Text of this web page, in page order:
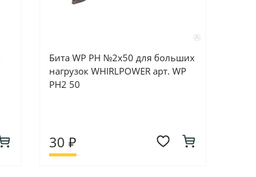
Бита WP PH №2х50 для больших
нагрузок WHIRLPOWER арт. WP
PH2 50
30 ₽